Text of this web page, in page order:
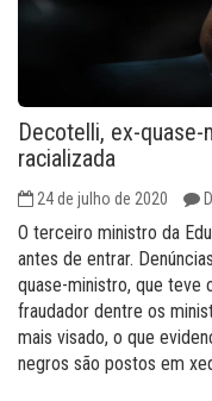
Decotelli, ex-
racializada
24 de julho de 2020
O terceiro ministro da
antes de entrar.
quase-ministro, que teve
fraudador dentre os
mais visado, o que
negros são postos em